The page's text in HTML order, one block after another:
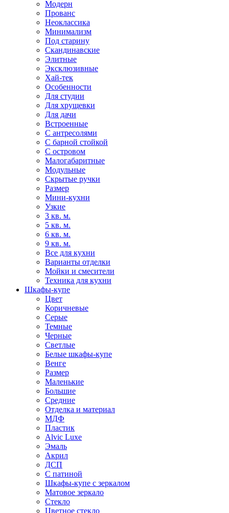
Модерн
Прованс
Неоклассика
Минимализм
Под старину
Скандинавские
Элитные
Эксклюзивные
Хай-тек
Особенности
Для студии
Для хрущевки
Для дачи
Встроенные
С антресолями
С барной стойкой
С островом
Малогабаритные
Модульные
Скрытые ручки
Размер
Мини-кухни
Узкие
3 кв. м.
5 кв. м.
6 кв. м.
9 кв. м.
Все для кухни
Варианты отделки
Мойки и смесители
Техника для кухни
Шкафы-купе
Цвет
Коричневые
Серые
Темные
Черные
Светлые
Белые шкафы-купе
Венге
Размер
Маленькие
Большие
Средние
Отделка и материал
МДФ
Пластик
Alvic Luxe
Эмаль
Акрил
ДСП
С патиной
Шкафы-купе с зеркалом
Матовое зеркало
Стекло
Цветное стекло